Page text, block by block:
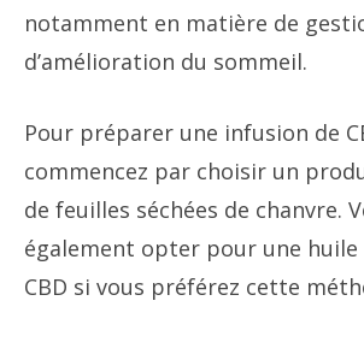
notamment en matière de
d’amélioration du sommeil.
Pour préparer une infusion de
commencez par choisir un
de feuilles séchées de chanvre.
également opter pour une huile
CBD si vous préférez cette